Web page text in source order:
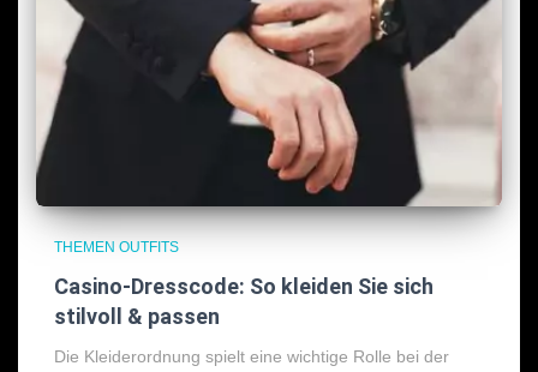
THEMEN OUTFITS
Casino-Dresscode: So kleiden Sie sich
stilvoll & passen
Die Kleiderordnung spielt eine wichtige Rolle bei der